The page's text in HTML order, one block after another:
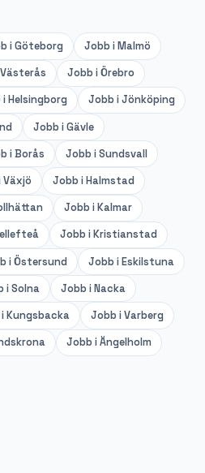
iGöteborg Jobb iMalmö
Västerås Jobb iÖrebro
iHelsingborg Jobb iJönköping
Jobb iGävle
iBorås Jobb iSundsvall
Växjö Jobb iHalmstad
Jobb iKalmar
Jobb iKristianstad
iÖstersund Jobb iEskilstuna
iSolna Jobb iNacka
Kungsbacka Jobb iVarberg
Jobb iÄngelholm